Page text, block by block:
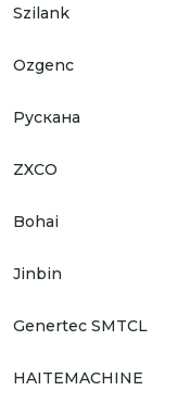
Szilank
Ozgenc
Рускана
ZXCO
Bohai
Jinbin
Genertec SMTCL
HAITEMACHINE